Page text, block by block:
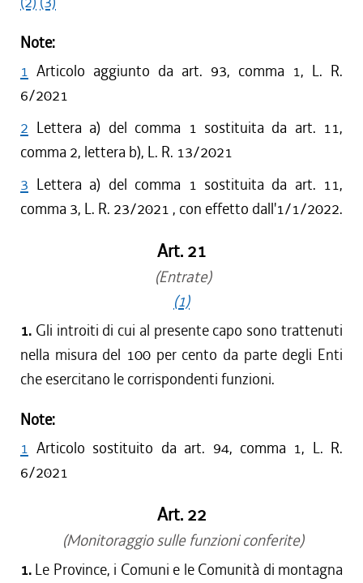
Note:
1 Articolo aggiunto da art. 93, comma 1, L. R.
6/2021
2 Lettera a) del comma 1 sostituita da art. 11,
comma 2, lettera b), L. R. 13/2021
3 Lettera a) del comma 1 sostituita da art. 11,
comma 3, L. R. 23/2021 , con effetto dall'1/1/2022.
Art. 21
(Entrate)
(1)
1. Gli introiti di cui al presente capo sono trattenuti
nella misura del 100 per cento da parte degli Enti
che esercitano le corrispondenti funzioni.
Note:
1 Articolo sostituito da art. 94, comma 1, L. R.
6/2021
Art. 22
(Monitoraggio sulle funzioni conferite)
1. Le Province, i Comuni e le Comunità di montagna